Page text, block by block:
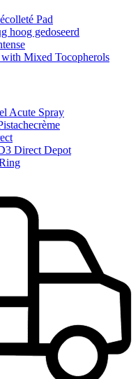
Pad
hoog gedoseerd
Mixed Tocopherols
Acute Spray
Direct Depot